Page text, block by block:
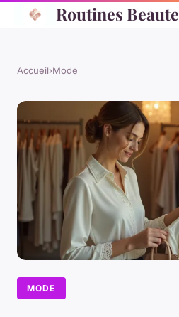
Routines Beaute
Accueil›Mode
MODE